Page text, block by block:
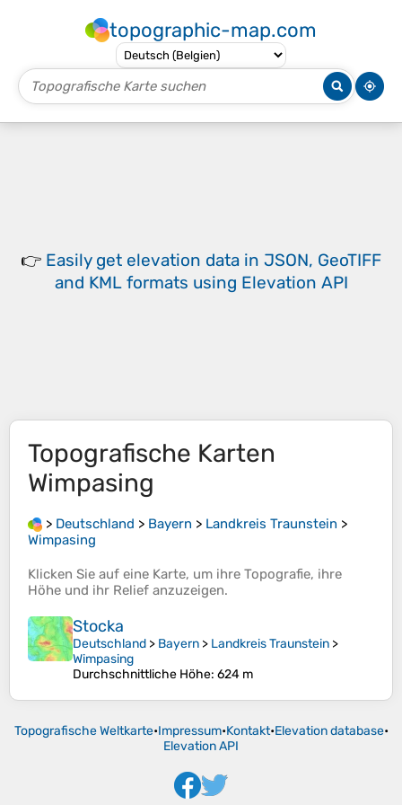
topographic-map.com
👉 Easily get elevation data in JSON, GeoTIFF
and KML formats using Elevation API
Topografische Karten
Wimpasing
> Deutschland > Bayern > Landkreis Traunstein >
Wimpasing
Klicken Sie auf eine Karte, um ihre Topografie, ihre
Höhe und ihr Relief anzuzeigen.
Stocka
Deutschland > Bayern > Landkreis Traunstein >
Wimpasing
Durchschnittliche Höhe: 624 m
Topografische Weltkarte•Impressum•Kontakt•Elevation database•
Elevation API